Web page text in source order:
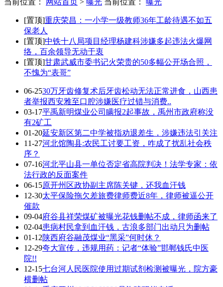
当前位置： 网站首页 > 曝光 当前位置： 曝光
[置顶]重庆荣昌：一小学一级教师36年工龄待遇不如五
保老人
[置顶]中铁十八局项目经理杨建科涉嫌多起违法火爆网
络，百余领导无动于衷
[置顶]甘肃武威市委书记火荣贵的50多幅公开场合照，
不愧为“表哥”
06-2530万牙齿修复术后牙齿松动无法正常进食，山西患
者举报西安雅至口腔涉嫌医疗过错与消费..
03-17平禹新明煤业公司瞒报2起事故，禹州市政府称没
有2矿工
01-20延安新区第二中学被指劝退差生，涉嫌违法引关注
11-27河北馆陶县:农民工讨要工资，咋成了扰乱社会秩
序？
07-16河北平山县一单位否定省高院判决！法学专家：依
法行政的反面案件
06-15原开州区政协副主席陈关键，还我血汗钱
12-30太平保险拖欠差旅费律师费近8年，律师被逼公开
催款
09-04府谷县祥荣煤矿被曝光花钱删帖不成，律师函来了
02-04患病村民拿到血汗钱，古浪多部门出动只为删帖
01-12陕西府谷融茂煤业“黑采”何时休？
12-29夸大宣传，违规用药：记者“体验”邯郸钱氏中医
院!!
12-15七台河人民医院使用过期试剂检测被曝光，院方豪
横删帖